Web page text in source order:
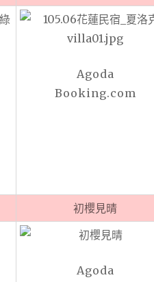
Agoda
Booking.com
初櫻見晴
Agoda